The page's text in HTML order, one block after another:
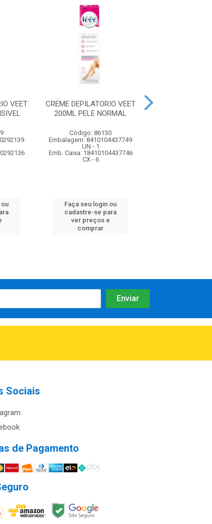
VEET
ou
CREME DEPILATORIO VEET
200ML PELE NORMAL
Código: 86130
Embalagem: 8410104437749
UN - 1
Emb. Caixa: 18410104437746
CX - 6
Faça seu login ou
cadastre-se para
ver preços e
comprar
Sociais
de Pagamento